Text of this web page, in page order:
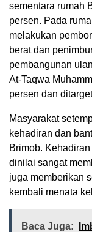
sementara rumah
persen. Pada
melakukan
berat dan
pembangunan
At-Taqwa
persen dan
Masyarakat
kehadiran dan
Brimob.
dinilai sangat
juga memberikan
kembali menata
Baca Juga: